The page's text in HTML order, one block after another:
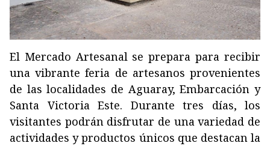
El Mercado Artesanal se prepara para recibir
una vibrante feria de artesanos provenientes
de las localidades de Aguaray, Embarcación y
Santa Victoria Este. Durante tres días, los
visitantes podrán disfrutar de una variedad de
actividades y productos únicos que destacan la